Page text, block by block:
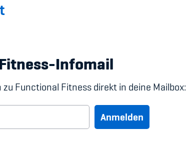
Infomail
Functional Fitness direkt in deine Mailbox:
Anmelden